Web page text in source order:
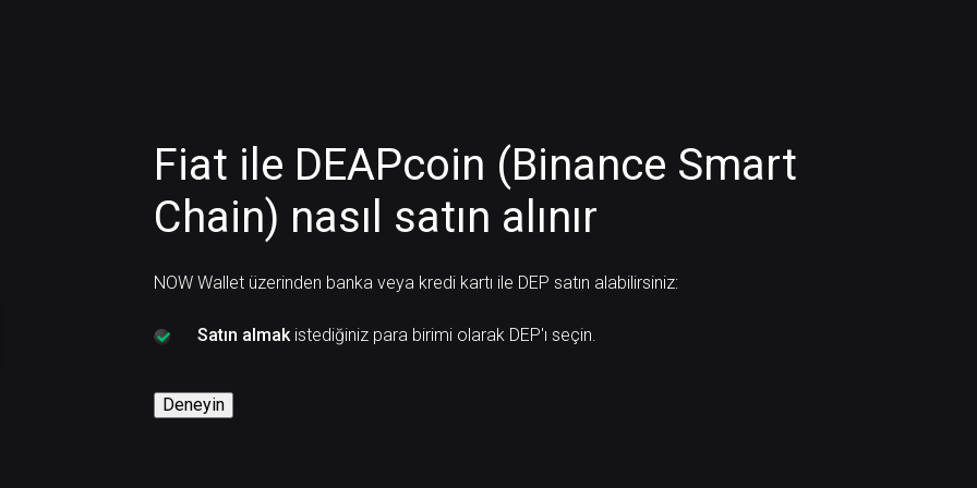
Fiat ile DEAPcoin (Binance Smart
Chain) nasıl satın alınır
NOW Wallet üzerinden banka veya kredi kartı ile DEP satın alabilirsiniz:
Satın almakistediğiniz para birimi olarak DEP'ı seçin.
Deneyin